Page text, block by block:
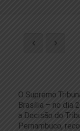
O Supremo
Brasília – no dia
a Decisão do
Pernambuco,